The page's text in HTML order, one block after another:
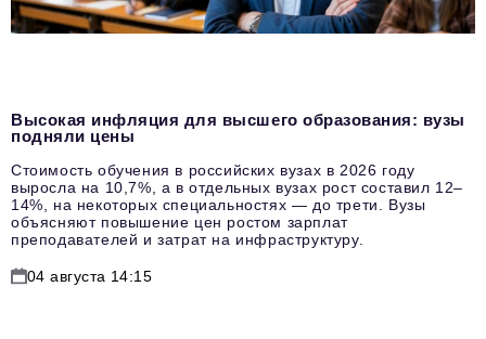
Высокая инфляция для высшего образования: вузы
подняли цены
Стоимость обучения в российских вузах в 2026 году
выросла на 10,7%, а в отдельных вузах рост составил 12–
14%, на некоторых специальностях — до трети. Вузы
объясняют повышение цен ростом зарплат
преподавателей и затрат на инфраструктуру.
04 августа 14:15